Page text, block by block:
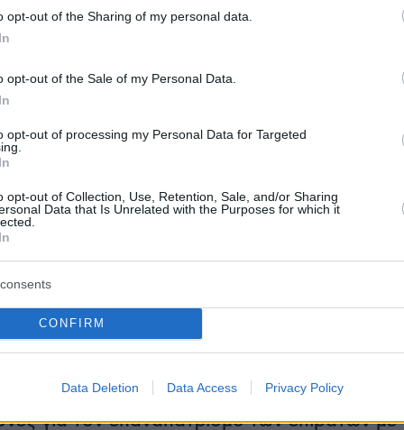
opt-out of the Sharing of my personal data.
opt-out of the Sale of my Personal Data.
opt-out of processing my Personal Data for Targeted
opt-out of Collection, Use, Retention, Sale, and/or Sharing
Data that Is Unrelated with the Purposes for which it
CONFIRM
Data Deletion Data Access Privacy Policy
Ισπανία, Ολλανδία, Αλβανία και Βόρεια
εισέρχονται στην χώρα μας μόνο με
την άφιξή τους.
υποχρεούνται να επιδεικνύουν στις ελληνικές
αρνητικό αποτέλεσμα μοριακού ελέγχου
Covid-19 από πιστοποιημένο διαγνωστικό
αγγλική γλώσσα το οποίο θα περιλαμβάνει τα
ή ταυτότητάς τους. Οι αεροπορικές
να ελέγξουν αν οι επιβάτες έχουν
με αρνητικό τεστ πριν την πτήση, καθώς η
υποχρεώνει την αεροπορική εταιρεία να μην
με αυτήν την υποχρέωση ελέγχου θα
για τον επαναπατρισμό των επιβατών με